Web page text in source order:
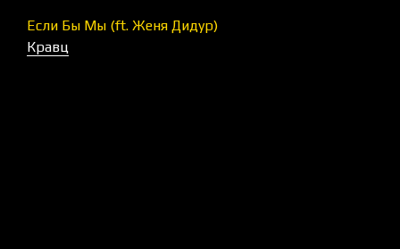
Если Бы Мы (ft. Женя Дидур)
Кравц